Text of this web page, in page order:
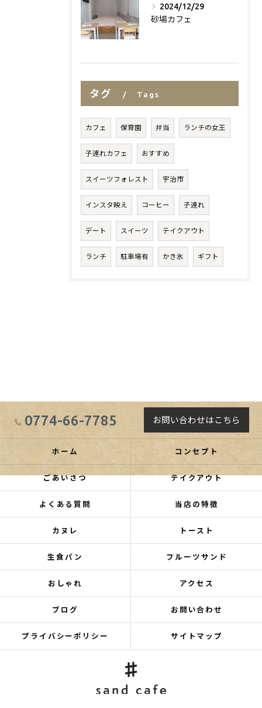
2024/12/29
砂場カフェ
タグ Tags
カフェ 保育園 弁当 ランチの女王
子連れカフェ おすすめ
スイーツフォレスト 宇治市
インスタ映え コーヒー 子連れ
デート スイーツ テイクアウト
ランチ 駐車場有 かき氷 ギフト
0774-66-7785 お問い合わせはこちら
ホーム コンセプト
ごあいさつ テイクアウト
よくある質問 当店の特徴
カヌレ トースト
生食パン フルーツサンド
おしゃれ アクセス
ブログ お問い合わせ
プライバシーポリシー サイトマップ